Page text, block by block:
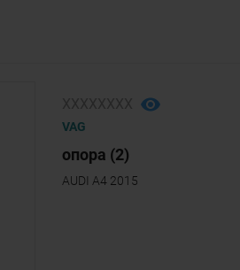
VAG
опора (2)
AUDI A4 2015